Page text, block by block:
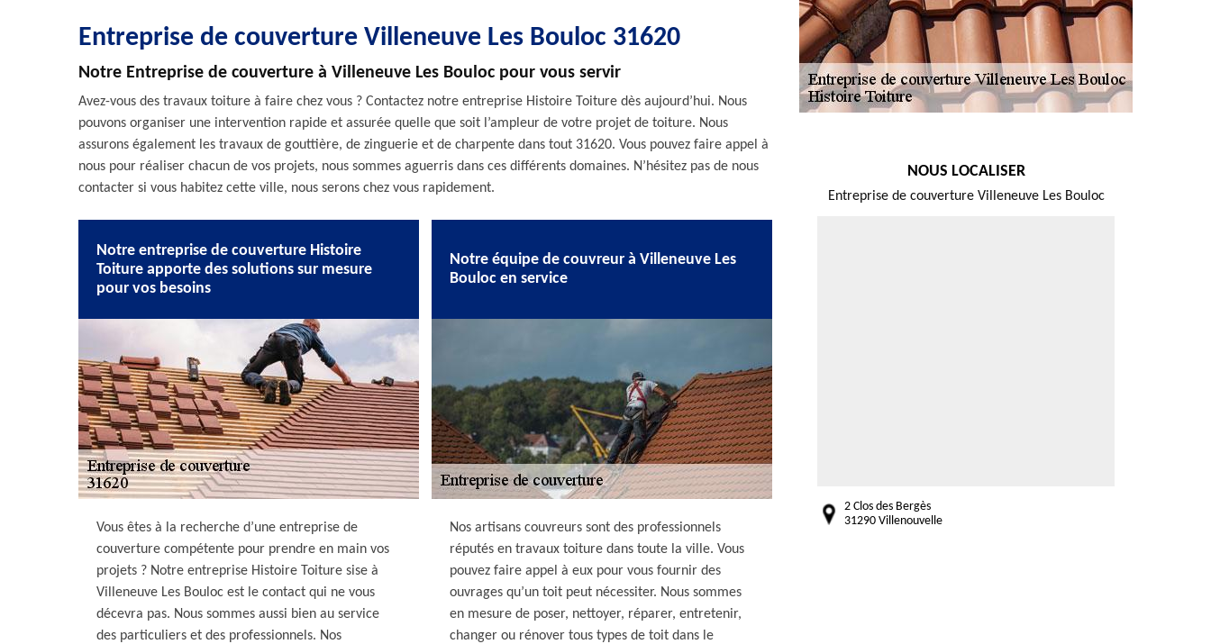
Entreprise de couverture Villeneuve Les Bouloc 31620
Notre Entreprise de couverture à Villeneuve Les Bouloc pour vous servir
Avez-vous des travaux toiture à faire chez vous ? Contactez notre entreprise Histoire Toiture dès aujourd’hui. Nous
pouvons organiser une intervention rapide et assurée quelle que soit l’ampleur de votre projet de toiture. Nous
assurons également les travaux de gouttière, de zinguerie et de charpente dans tout 31620. Vous pouvez faire appel à
nous pour réaliser chacun de vos projets, nous sommes aguerris dans ces différents domaines. N’hésitez pas de nous
contacter si vous habitez cette ville, nous serons chez vous rapidement.
Notre entreprise de couverture Histoire
Toiture apporte des solutions sur mesure
pour vos besoins
Vous êtes à la recherche d’une entreprise de
couverture compétente pour prendre en main vos
projets ? Notre entreprise Histoire Toiture sise à
Villeneuve Les Bouloc est le contact qui ne vous
décevra pas. Nous sommes aussi bien au service
des particuliers et des professionnels. Nos
Notre équipe de couvreur à Villeneuve Les
Bouloc en service
Nos artisans couvreurs sont des professionnels
réputés en travaux toiture dans toute la ville. Vous
pouvez faire appel à eux pour vous fournir des
ouvrages qu’un toit peut nécessiter. Nous sommes
en mesure de poser, nettoyer, réparer, entretenir,
changer ou rénover tous types de toit dans le
NOUS LOCALISER
Entreprise de couverture Villeneuve Les Bouloc
2 Clos des Bergès
31290 Villenouvelle